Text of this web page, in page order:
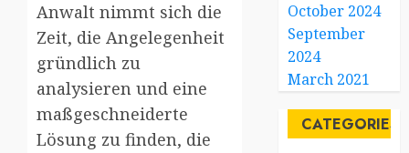
Anwalt nimmt sich die
Zeit, die Angelegenheit
gründlich zu
analysieren und eine
maßgeschneiderte
Lösung zu finden, die
October 2024
September
2024
March 2021
CATEGORIES